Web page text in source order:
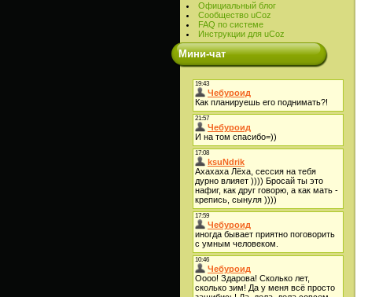
Официальный блог
Сообщество uCoz
FAQ по системе
Инструкции для uCoz
Мини-чат